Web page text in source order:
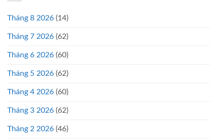
Tháng 8 2026 (14)
Tháng 7 2026 (62)
Tháng 6 2026 (60)
Tháng 5 2026 (62)
Tháng 4 2026 (60)
Tháng 3 2026 (62)
Tháng 2 2026 (46)